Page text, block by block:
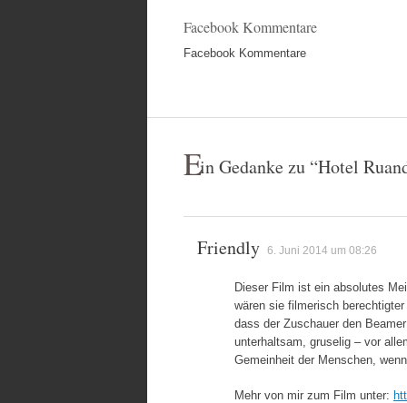
Facebook Kommentare
Facebook Kommentare
Ein Gedanke zu “Hotel
Friendly 6. Juni 2014 um 08:26
Dieser Film ist ein absolutes
wären sie filmerisch
dass der Zuschauer den
unterhaltsam, gruselig – vor
Gemeinheit der Menschen,
Mehr von mir zum Film unter: